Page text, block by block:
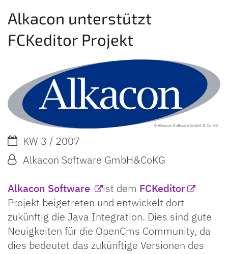
Alkacon unterstützt
FCKeditor Projekt
© Alkacon Software GmbH & Co. KG
Datum:KW 3 / 2007
Von:Alkacon Software GmbH&CoKG
Alkacon Software ist dem FCKeditor
Projekt beigetreten und entwickelt dort
zukünftig die Java Integration. Dies sind gute
Neuigkeiten für die OpenCms Community, da
dies bedeutet das zukünftige Versionen des